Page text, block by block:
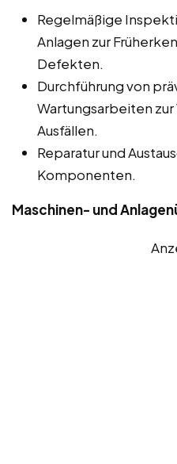
Regelmäßige
Anlagen zur
Defekten.
Durchführung von
Wartungsarbeiten
Ausfällen.
Reparatur und
Komponenten.
Maschinen- und